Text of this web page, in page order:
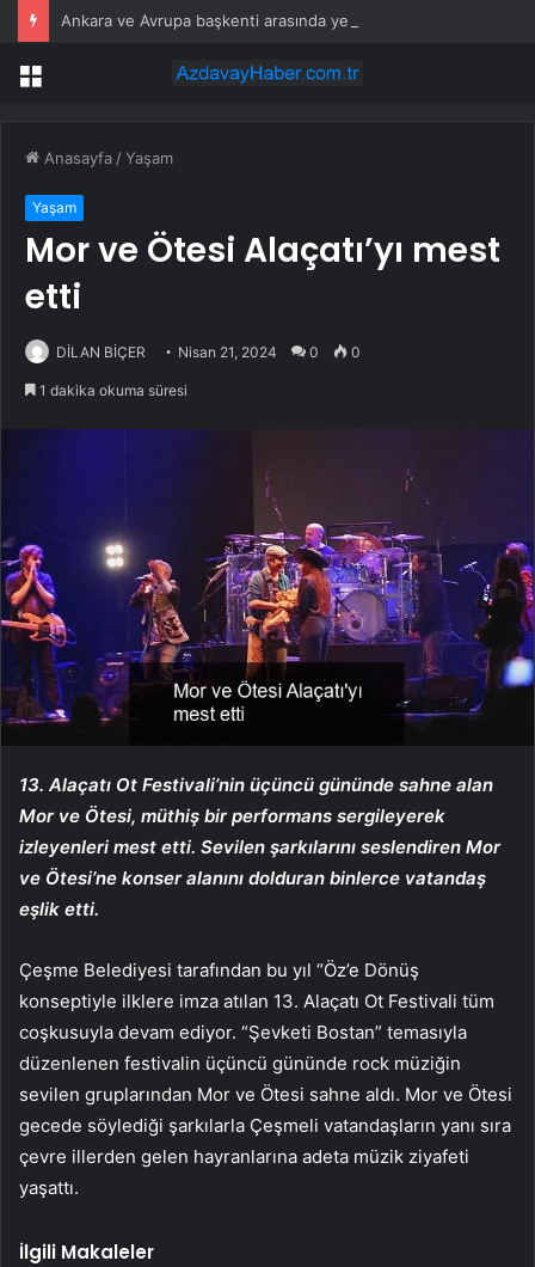
Menü
Anasayfa /Yaşam
Yaşam
Mor ve Ötesi Alaçatı’yı mest
etti
DİLAN BİÇER Nisan 21, 2024 0 0
1 dakika okuma süresi
13. Alaçatı Ot Festivali’nin üçüncü gününde sahne alan
Mor ve Ötesi, müthiş bir performans sergileyerek
izleyenleri mest etti. Sevilen şarkılarını seslendiren Mor
ve Ötesi’ne konser alanını dolduran binlerce vatandaş
eşlik etti.
Çeşme Belediyesi tarafından bu yıl “Öz’e Dönüş
konseptiyle ilklere imza atılan 13. Alaçatı Ot Festivali tüm
coşkusuyla devam ediyor. “Şevketi Bostan” temasıyla
düzenlenen festivalin üçüncü gününde rock müziğin
sevilen gruplarından Mor ve Ötesi sahne aldı. Mor ve Ötesi
gecede söylediği şarkılarla Çeşmeli vatandaşların yanı sıra
çevre illerden gelen hayranlarına adeta müzik ziyafeti
yaşattı.
İlgili Makaleler